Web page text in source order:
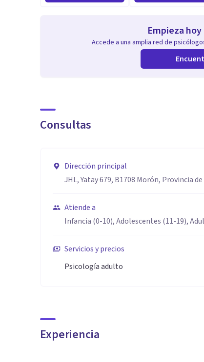
Empieza
Accede a una amplia red de
Consultas
Dirección principal
JHL, Yatay 679, B1708 Morón, Provincia
Atiende a
Infancia (0-10), Adolescentes (11-19),
Servicios y precios
Psicología adulto
Experiencia